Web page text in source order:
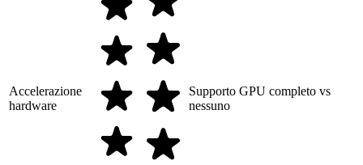
Accelerazione
hardware
Supporto GPU completo vs
nessuno